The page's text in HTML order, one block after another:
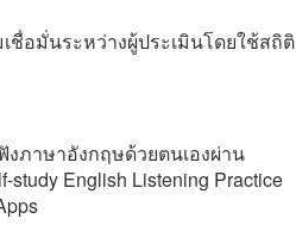
ชื่อมั่นระหว่างผู้ประเมินโดยใช้สถิติ
ภาษาอังกฤษด้วยตนเองผ่าน
study English Listening Practice